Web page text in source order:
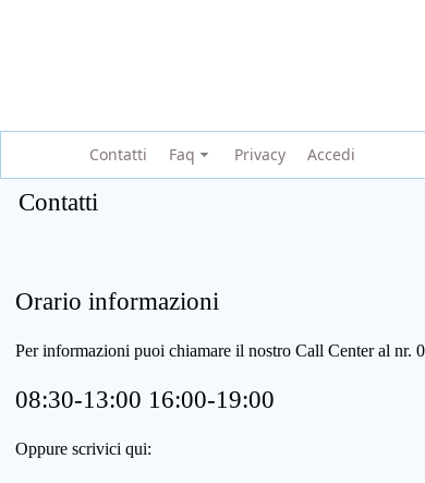
Contatti Faq Privacy Accedi
Contatti
Orario informazioni
Per informazioni puoi chiamare il nostro Call Center al
08:30-13:00 16:00-19:00
Oppure scrivici qui: